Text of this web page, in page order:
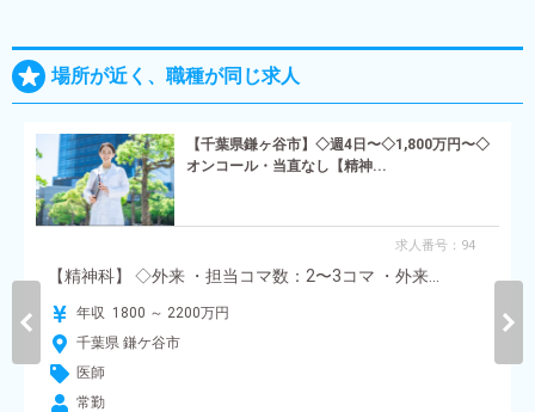
場所が近く、職種が同じ求人
【千葉県鎌ヶ谷市】◇週4日〜◇1,800万円〜◇
オンコール・当直なし【精神...
求人番号：94
【精神科】 ◇外来 ・担当コマ数：2〜3コマ ・外来...
年収 1800 ～ 2200万円
千葉県 鎌ケ谷市
医師
常勤